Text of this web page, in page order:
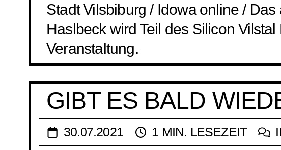
Stadt Vilsbiburg / Idowa online /
Haslbeck wird Teil des Silicon
Veranstaltung.
GIBT ES BALD
30.07.2021 1 MIN. LESEZEIT